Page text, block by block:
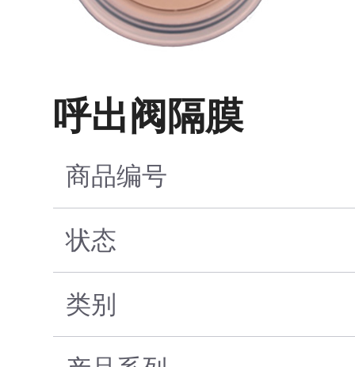
呼出阀隔膜
商品编号
状态
类别